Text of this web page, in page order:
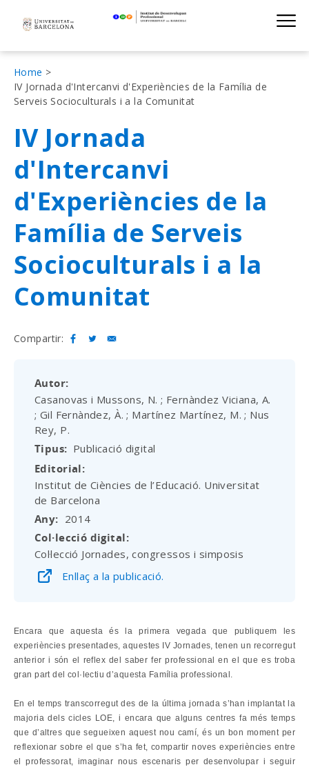
navigation
Institut de
Fil
d'Ariadna
Home
IV Jornada d'Intercanvi d'Experiències de la Família de
Serveis Socioculturals i a la Comunitat
IV Jornada
d'Intercanvi
d'Experiències de la
Família de Serveis
Socioculturals i a la
Comunitat
Compartir:
Autor
Casanovas i Mussons, N. ; Fernàndez Viciana, A.
; Gil Fernàndez, À. ; Martínez Martínez, M. ; Nus
Rey, P.
Tipus Publicació digital
Editorial
Institut de Ciències de l’Educació. Universitat
de Barcelona
Any 2014
Col·lecció digital
Col·lecció Jornades, congressos i simposis
Enllaç a la publicació.
Encara que aquesta és la primera vegada que publiquem les
experiències presentades, aquestes IV Jornades, tenen un recorregut
anterior i són el reflex del saber fer professional en el que es troba
gran part del col·lectiu d’aquesta Família professional.
En el temps transcorregut des de la última jornada s’han implantat la
majoria dels cicles LOE, i encara que alguns centres fa més temps
que d’altres que segueixen aquest nou camí, és un bon moment per
reflexionar sobre el que s’ha fet, compartir noves experiències entre
el professorat, imaginar nous escenaris per desenvolupar i seguir